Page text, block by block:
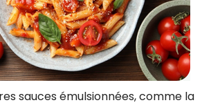
sauces émulsionnées, comme la